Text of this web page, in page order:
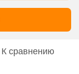
К сравнению